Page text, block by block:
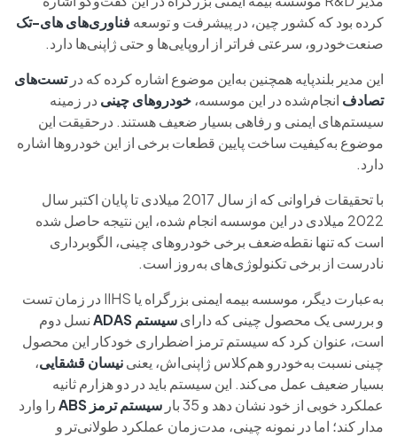
کرده بود که کشور چین، در پیشرفت و توسعهفناوری‌‎های های-تک
صنعت‌خودرو، سرعتی فراتر از اروپایی‌ها و حتی ژاپنی‌ها دارد.
این مدیر بلندپایه همچنین به‌این موضوع اشاره کرده که در تست‌های
تصادف انجام‌شده در این موسسه،خودروهای چینی در زمینه
سیستم‌های ایمنی و رفاهی بسیار ضعیف هستند. درحقیقت این
موضوع به‌کیفیت ساخت پایین قطعات برخی از این خودروها اشاره
دارد.
با تحقیقات فراوانی که از سال 2017 میلادی تا پایان اکتبر سال
2022 میلادی در این موسسه انجام شده، این نتیجه حاصل شده
است که تنها نقطه‌ضعف برخی خودروهای چینی، الگوبرداری
نادرست از برخی تکنولوژی‌های به‌روز است.
به‌عبارت دیگر، موسسه بیمه ایمنی بزرگراه‌ یا IIHS در زمان تست
و بررسی یک محصول چینی که دارایسیستم ADAS
نسل دوم
است، عنوان کرد که سیستم ترمز اضطراری خودکار این محصول
چینی نسبت به‌خودرو هم‌کلاس‌ ژاپنی‌اش، یعنینیسان قشقایی،
بسیار ضعیف عمل می‌کند. این سیستم باید در دو هزارم ثانیه
عملکرد خوبی از خود نشان دهد و 35 بار
سیستم ترمز ABS
را وارد
مدار کند؛ اما در نمونه چینی، مدت‌زمان عملکرد طولانی‌تر و